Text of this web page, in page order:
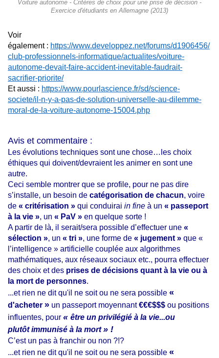
Voiture autonome - Critères de choix pour une prise de décision -
Exercice d'étudiants en Allemagne (2013)
Voir
également : https://www.developpez.net/forums/d1906456/
club-professionnels-informatique/actualites/voiture-
autonome-devait-faire-accident-inevitable-faudrait-
sacrifier-priorite/
Et aussi : https://www.pourlascience.fr/sd/science-
societe/il-n-y-a-pas-de-solution-universelle-au-dilemme-
moral-de-la-voiture-autonome-15004.php
Avis et commentaire :
Les évolutions techniques sont une chose…les choix
éthiques qui doivent/devraient les animer en sont une
autre.
Ceci semble montrer que se profile, pour ne pas dire
s’installe, un besoin de catégorisation de chacun, voire
de « critérisation » qui conduirai in fine à un « passeport
à la vie », un « PaV » en quelque sorte !
A partir de là, il serait/sera possible d’effectuer une «
sélection », un « tri », une forme de « jugement » que «
l’intelligence » artificielle couplée aux algorithmes
mathématiques, aux réseaux sociaux etc., pourra effectuer
des choix et des prises de décisions quant à la vie ou à
la mort de personnes.
...et rien ne dit qu'il ne soit ou ne sera possible «
d'acheter » un passeport moyennant€€€$$$ ou positions
influentes, pour « être un privilégié à la vie...ou
plutôt immunisé à la mort» !
C’est un pas à franchir ou non ?!?
...et rien ne dit qu'il ne soit ou ne sera possible «